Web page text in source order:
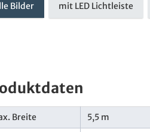
Bilder mit LED Lichtleiste
Breite
5,5 m